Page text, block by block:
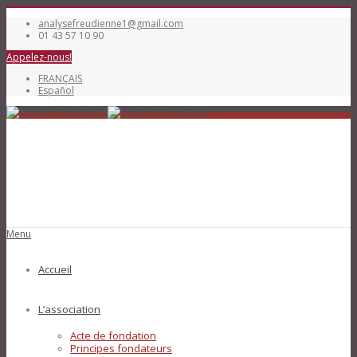
analysefreudienne1@gmail.com
01 43 57 10 90
Appelez-nous!
FRANÇAIS
Español
Menu
Accueil
L’association
Acte de fondation
Principes fondateurs